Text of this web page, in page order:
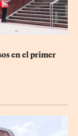
en el primer